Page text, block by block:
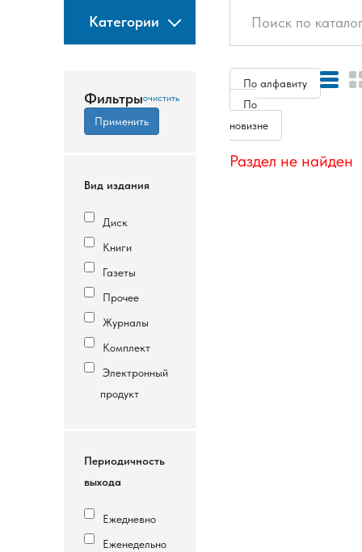
Категории
Фильтры
Вид издания
Диск
Книги
Газеты
Прочее
Журналы
Комплект
Электронный
продукт
Периодичность
выхода
Ежедневно
Еженедельно
По алфавиту
По
новизне
Раздел не найден